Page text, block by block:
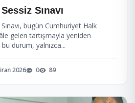
Sınavı
bugün Cumhuriyet Halk
gelen tartışmayla yeniden
durum, yalnızca...
2026 0 89